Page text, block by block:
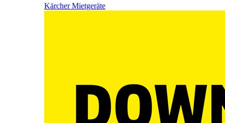
Kärcher Mietgeräte